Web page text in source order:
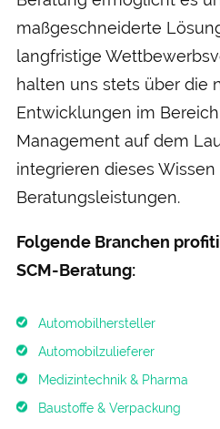
maßgeschneiderte
langfristige
halten uns stets über die
Entwicklungen im
Management auf dem
integrieren dieses Wissen
Beratungsleistungen.
Folgende Branchen
SCM-Beratung:
Automobilhersteller
Automobilzulieferer
Medizintechnik & Pharma
Baustoffe & Verpackung